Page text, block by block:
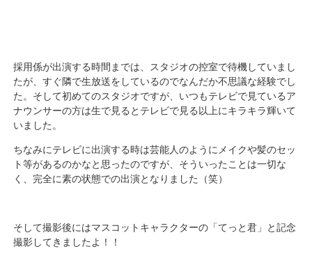
採用係が出演する時間までは、スタジオの控室で待機していまし
たが、すぐ隣で生放送をしているのでなんだか不思議な経験でし
た。そして初めてのスタジオですが、いつもテレビで見ているア
ナウンサーの方は生で見るとテレビで見る以上にキラキラ輝いて
いました。
ちなみにテレビに出演する時は芸能人のようにメイクや髪のセッ
ト等があるのかなと思ったのですが、そういったことは一切な
く、完全に素の状態での出演となりました（笑）
そして撮影後にはマスコットキャラクターの「てっと君」と記念
撮影してきましたよ！！